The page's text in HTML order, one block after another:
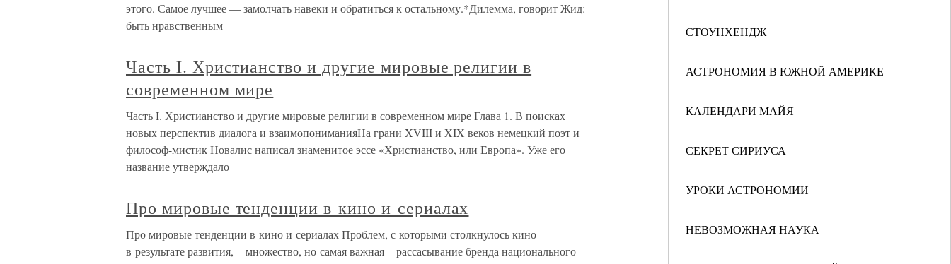
СТОУНХЕНДЖ
АСТРОНОМИЯ В ЮЖНОЙ АМЕРИКЕ
КАЛЕНДАРИ МАЙЯ
СЕКРЕТ СИРИУСА
УРОКИ АСТРОНОМИИ
НЕВОЗМОЖНАЯ НАУКА
этого. Самое лучшее — замолчать навеки и обратиться к остальному.*Дилемма, говорит Жид:
быть нравственным
Часть I. Христианство и другие мировые религии в
современном мире
Часть I. Христианство и другие мировые религии в современном мире Глава 1. В поисках
новых перспектив диалога и взаимопониманияНа грани XVIII и XIX веков немецкий поэт и
философ-мистик Новалис написал знаменитое эссе «Христианство, или Европа». Уже его
название утверждало
Про мировые тенденции в кино и сериалах
Про мировые тенденции в кино и сериалах Проблем, с которыми столкнулось кино
в результате развития, – множество, но самая важная – рассасывание бренда национального